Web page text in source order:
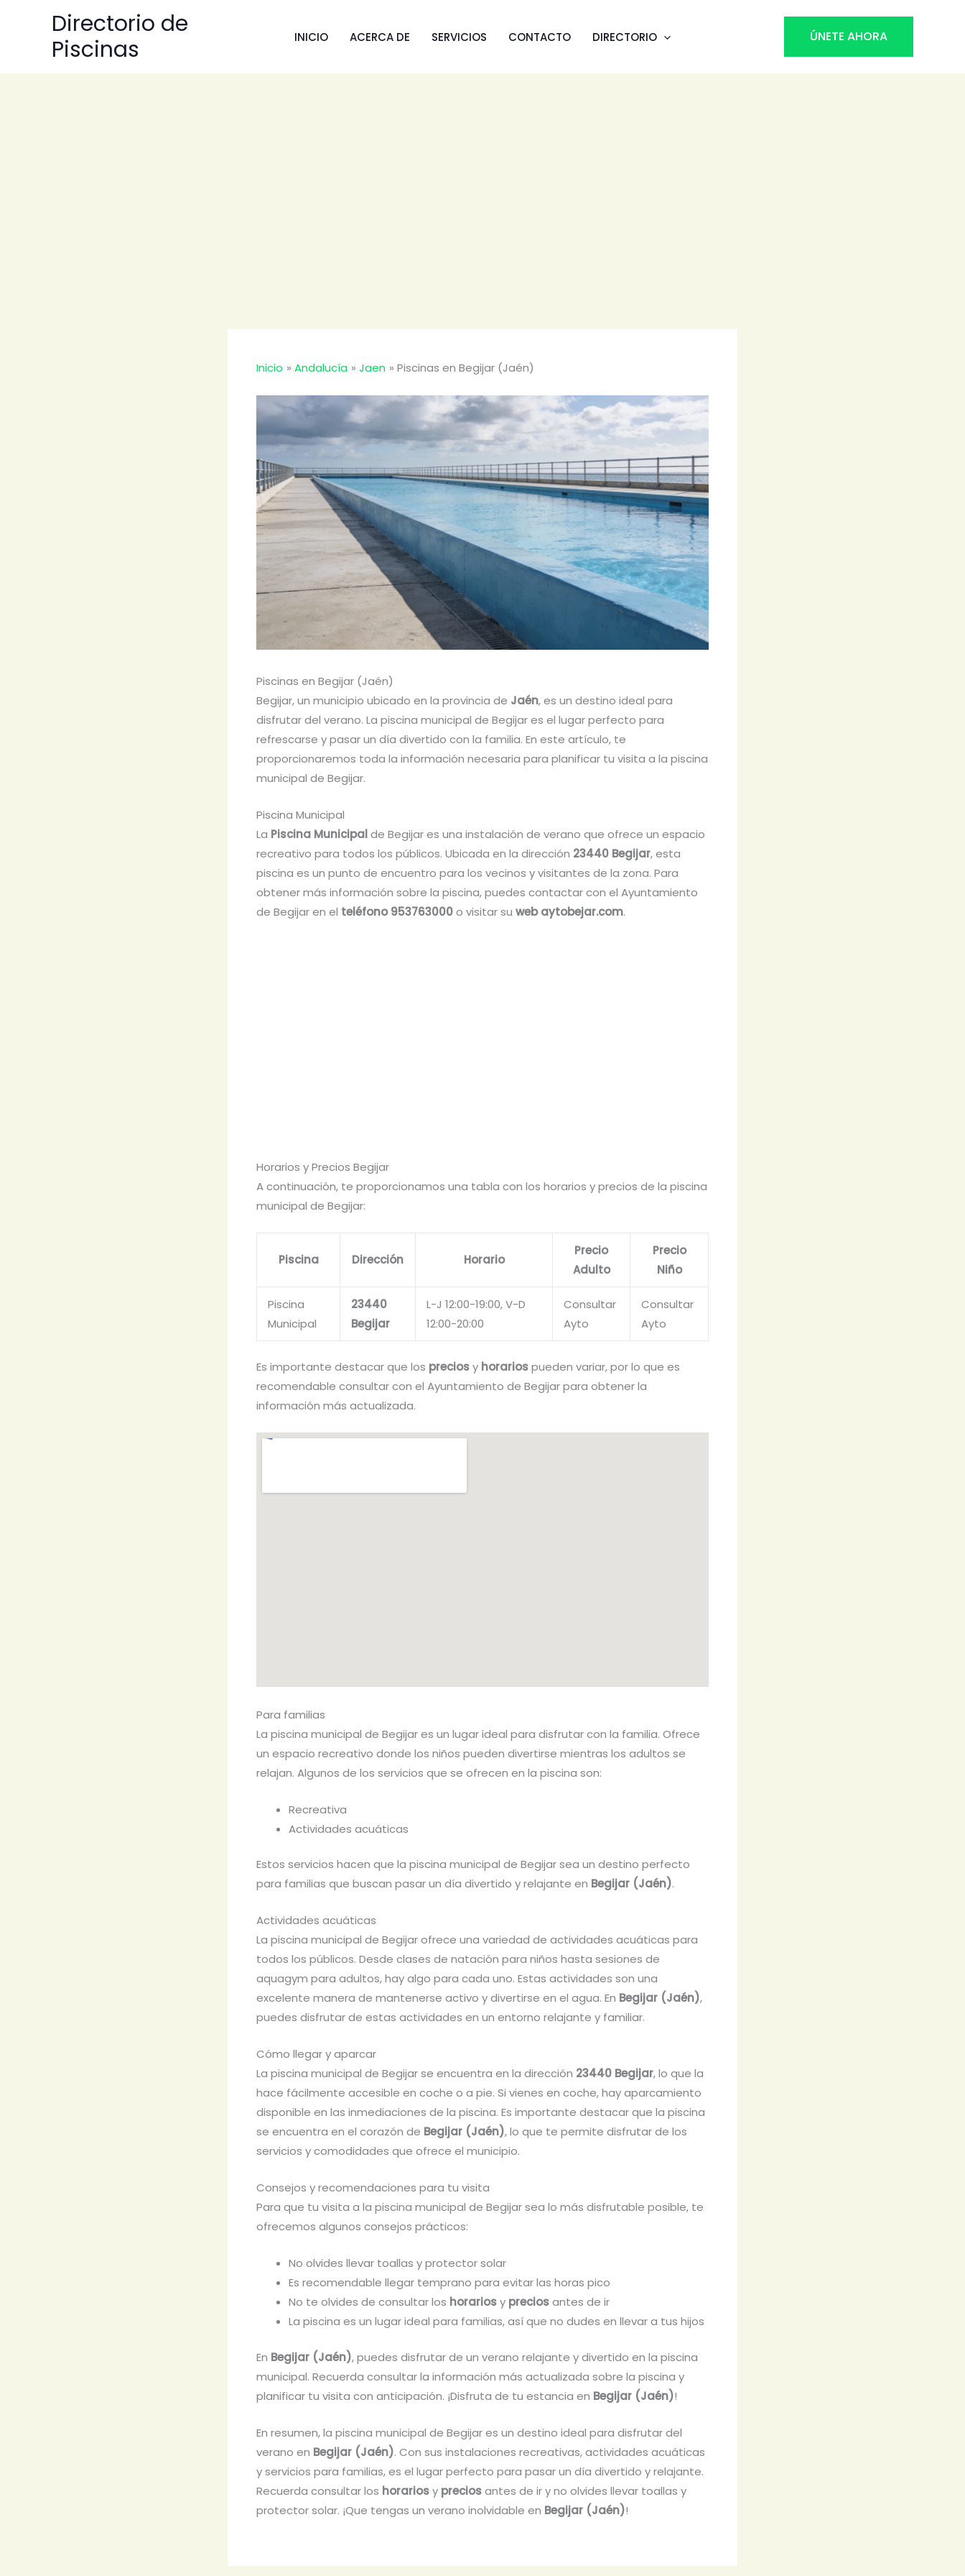
Directorio de
Piscinas
INICIO ACERCA DE SERVICIOS CONTACTO DIRECTORIO ÚNETE AHORA
Inicio Andalucía Jaen Piscinas en Begijar (Jaén)
Piscinas en Begijar (Jaén)
Begijar, un municipio ubicado en la provincia de Jaén, es un destino ideal para
disfrutar del verano. La piscina municipal de Begijar es el lugar perfecto para
refrescarse y pasar un día divertido con la familia. En este artículo, te
proporcionaremos toda la información necesaria para planificar tu visita a la piscina
municipal de Begijar.
Piscina Municipal
La Piscina Municipal de Begijar es una instalación de verano que ofrece un espacio
recreativo para todos los públicos. Ubicada en la dirección 23440 Begijar, esta
piscina es un punto de encuentro para los vecinos y visitantes de la zona. Para
obtener más información sobre la piscina, puedes contactar con el Ayuntamiento
de Begijar en el teléfono 953763000o visitar su web aytobejar.com.
Horarios y Precios Begijar
A continuación, te proporcionamos una tabla con los horarios y precios de la piscina
municipal de Begijar:
Piscina Dirección Horario
Precio
Adulto
Precio
Niño
Piscina
Municipal
23440
Begijar
L-J 12:00-19:00, V-D
12:00-20:00
Consultar
Ayto
Consultar
Ayto
Es importante destacar que los preciosy horariospueden variar, por lo que es
recomendable consultar con el Ayuntamiento de Begijar para obtener la
información más actualizada.
Para familias
La piscina municipal de Begijar es un lugar ideal para disfrutar con la familia. Ofrece
un espacio recreativo donde los niños pueden divertirse mientras los adultos se
relajan. Algunos de los servicios que se ofrecen en la piscina son:
Recreativa
Actividades acuáticas
Estos servicios hacen que la piscina municipal de Begijar sea un destino perfecto
para familias que buscan pasar un día divertido y relajante en Begijar (Jaén).
Actividades acuáticas
La piscina municipal de Begijar ofrece una variedad de actividades acuáticas para
todos los públicos. Desde clases de natación para niños hasta sesiones de
aquagym para adultos, hay algo para cada uno. Estas actividades son una
excelente manera de mantenerse activo y divertirse en el agua. En Begijar (Jaén),
puedes disfrutar de estas actividades en un entorno relajante y familiar.
Cómo llegar y aparcar
La piscina municipal de Begijar se encuentra en la dirección 23440 Begijar, lo que la
hace fácilmente accesible en coche o a pie. Si vienes en coche, hay aparcamiento
disponible en las inmediaciones de la piscina. Es importante destacar que la piscina
se encuentra en el corazón de Begijar (Jaén), lo que te permite disfrutar de los
servicios y comodidades que ofrece el municipio.
Consejos y recomendaciones para tu visita
Para que tu visita a la piscina municipal de Begijar sea lo más disfrutable posible, te
ofrecemos algunos consejos prácticos:
No olvides llevar toallas y protector solar
Es recomendable llegar temprano para evitar las horas pico
No te olvides de consultar los horariosy preciosantes de ir
La piscina es un lugar ideal para familias, así que no dudes en llevar a tus hijos
En Begijar (Jaén), puedes disfrutar de un verano relajante y divertido en la piscina
municipal. Recuerda consultar la información más actualizada sobre la piscina y
planificar tu visita con anticipación. ¡Disfruta de tu estancia en Begijar (Jaén)!
En resumen, la piscina municipal de Begijar es un destino ideal para disfrutar del
verano en Begijar (Jaén). Con sus instalaciones recreativas, actividades acuáticas
y servicios para familias, es el lugar perfecto para pasar un día divertido y relajante.
Recuerda consultar los horariosy preciosantes de ir y no olvides llevar toallas y
protector solar. ¡Que tengas un verano inolvidable en Begijar (Jaén)!